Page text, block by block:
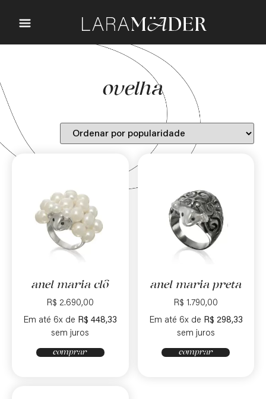
ovelha
anel maria clô
R$ 2.690,00
Em até 6x de R$ 448,33
sem juros
comprar
anel maria preta
R$ 1.790,00
Em até 6x de R$ 298,33
sem juros
comprar